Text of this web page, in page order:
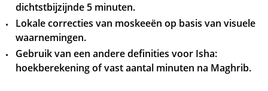
dichtstbijzijnde 5 minuten.
Lokale correcties van moskeeën op basis van visuele
waarnemingen.
Gebruik van een andere definities voor Isha:
hoekberekening of vast aantal minuten na Maghrib.